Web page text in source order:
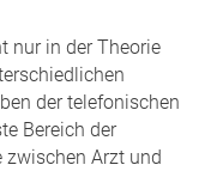
nur in der Theorie
der telefonischen
Bereich der
zwischen Arzt und